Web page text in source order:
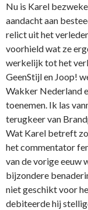
Nu is Karel
aandacht aan
relict uit het
voorhield wat ze
werkelijk tot het
GeenStijl en Joop!
Wakker Nederland
toenemen. Ik las
terugkeer van
Wat Karel betreft
het commentator
van de vorige eeuw
bijzondere
niet geschikt voor
debiteerde hij